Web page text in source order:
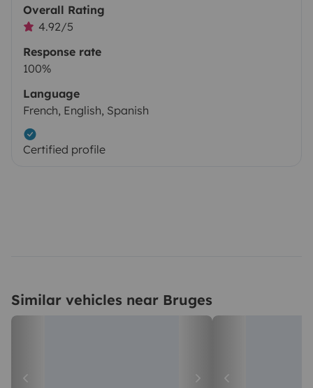
Overall Rating
4.92/5
Response rate
100%
Language
French, English, Spanish
Certified profile
Similar vehicles near Bruges